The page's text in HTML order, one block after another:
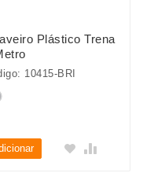
Plástico Trena
10415-BRI